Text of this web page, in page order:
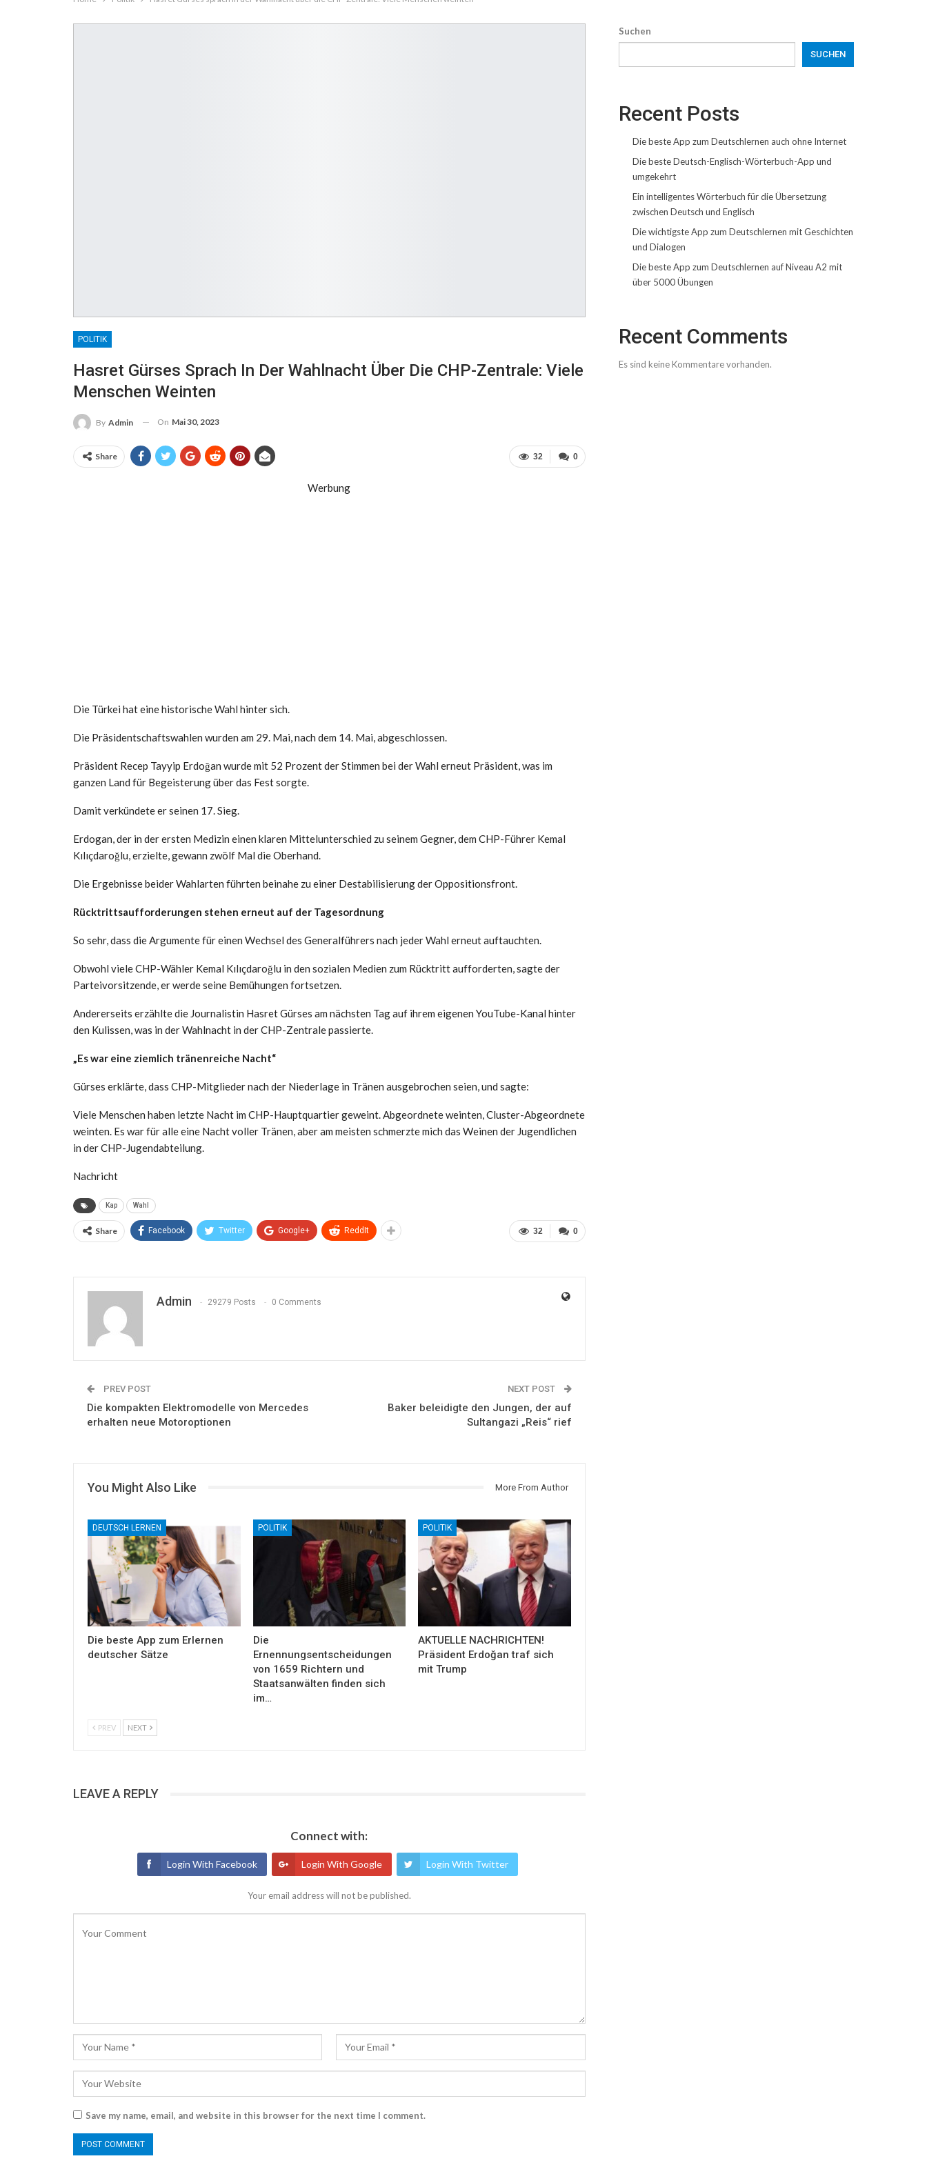
POLITIK
Hasret Gürses Sprach In Der Wahlnacht Über Die CHP-Zentrale: Viele
Menschen Weinten
By Admin On Mai 30, 2023
0
32
Share
Werbung
Die Türkei hat eine historische Wahl hinter sich.
Die Präsidentschaftswahlen wurden am 29. Mai, nach dem 14. Mai, abgeschlossen.
Präsident Recep Tayyip Erdoğan wurde mit 52 Prozent der Stimmen bei der Wahl erneut Präsident, was im
ganzen Land für Begeisterung über das Fest sorgte.
Damit verkündete er seinen 17. Sieg.
Erdogan, der in der ersten Medizin einen klaren Mittelunterschied zu seinem Gegner, dem CHP-Führer Kemal
Kılıçdaroğlu, erzielte, gewann zwölf Mal die Oberhand.
Die Ergebnisse beider Wahlarten führten beinahe zu einer Destabilisierung der Oppositionsfront.
Rücktrittsaufforderungen stehen erneut auf der Tagesordnung
So sehr, dass die Argumente für einen Wechsel des Generalführers nach jeder Wahl erneut auftauchten.
Obwohl viele CHP-Wähler Kemal Kılıçdaroğlu in den sozialen Medien zum Rücktritt aufforderten, sagte der
Parteivorsitzende, er werde seine Bemühungen fortsetzen.
Andererseits erzählte die Journalistin Hasret Gürses am nächsten Tag auf ihrem eigenen YouTube-Kanal hinter
den Kulissen, was in der Wahlnacht in der CHP-Zentrale passierte.
„Es war eine ziemlich tränenreiche Nacht“
Gürses erklärte, dass CHP-Mitglieder nach der Niederlage in Tränen ausgebrochen seien, und sagte:
Viele Menschen haben letzte Nacht im CHP-Hauptquartier geweint. Abgeordnete weinten, Cluster-Abgeordnete
weinten. Es war für alle eine Nacht voller Tränen, aber am meisten schmerzte mich das Weinen der Jugendlichen
in der CHP-Jugendabteilung.
Nachricht
Kap Wahl
0
32
Share Facebook Twitter Google+ ReddIt
Admin 29279 Posts 0 Comments
PREV POST
Die kompakten Elektromodelle von Mercedes
erhalten neue Motoroptionen
NEXT POST
Baker beleidigte den Jungen, der auf
Sultangazi „Reis“ rief
You Might Also Like More From Author
DEUTSCH LERNEN
Die beste App zum Erlernen
deutscher Sätze
POLITIK
Die
Ernennungsentscheidungen
von 1659 Richtern und
Staatsanwälten finden sich
im…
POLITIK
AKTUELLE NACHRICHTEN!
Präsident Erdoğan traf sich
mit Trump
PREV NEXT
LEAVE A REPLY
Connect with:
Login With Facebook Login With Google Login With Twitter
Your email address will not be published.
Save my name, email, and website in this browser for the next time I comment.
Suchen
SUCHEN
Recent Posts
Die beste App zum Deutschlernen auch ohne Internet
Die beste Deutsch-Englisch-Wörterbuch-App und
umgekehrt
Ein intelligentes Wörterbuch für die Übersetzung
zwischen Deutsch und Englisch
Die wichtigste App zum Deutschlernen mit Geschichten
und Dialogen
Die beste App zum Deutschlernen auf Niveau A2 mit
über 5000 Übungen
Recent Comments
Es sind keine Kommentare vorhanden.